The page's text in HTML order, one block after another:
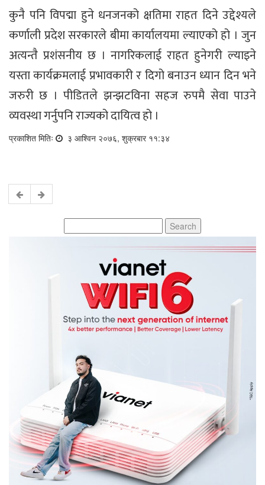
कुनै पनि विपद्मा हुने धनजनको क्षतिमा राहत दिने उद्देश्यले
कर्णाली प्रदेश सरकारले बीमा कार्यालयमा ल्याएको हो । जुन
अत्यन्तै प्रशंसनीय छ । नागरिकलाई राहत हुनेगरी ल्याइने
यस्ता कार्यक्रमलाई प्रभावकारी र दिगो बनाउन ध्यान दिन भने
जरुरी छ । पीडितले झन्झटविना सहज रुपमै सेवा पाउने
व्यवस्था गर्नुपनि राज्यको दायित्व हो ।
प्रकाशित मितिः ३ आश्विन २०७६, शुक्रबार ११:३४
for: